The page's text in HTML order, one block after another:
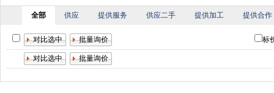
全部 供应 提供服务 供应二手 提供加工 提供合作
标